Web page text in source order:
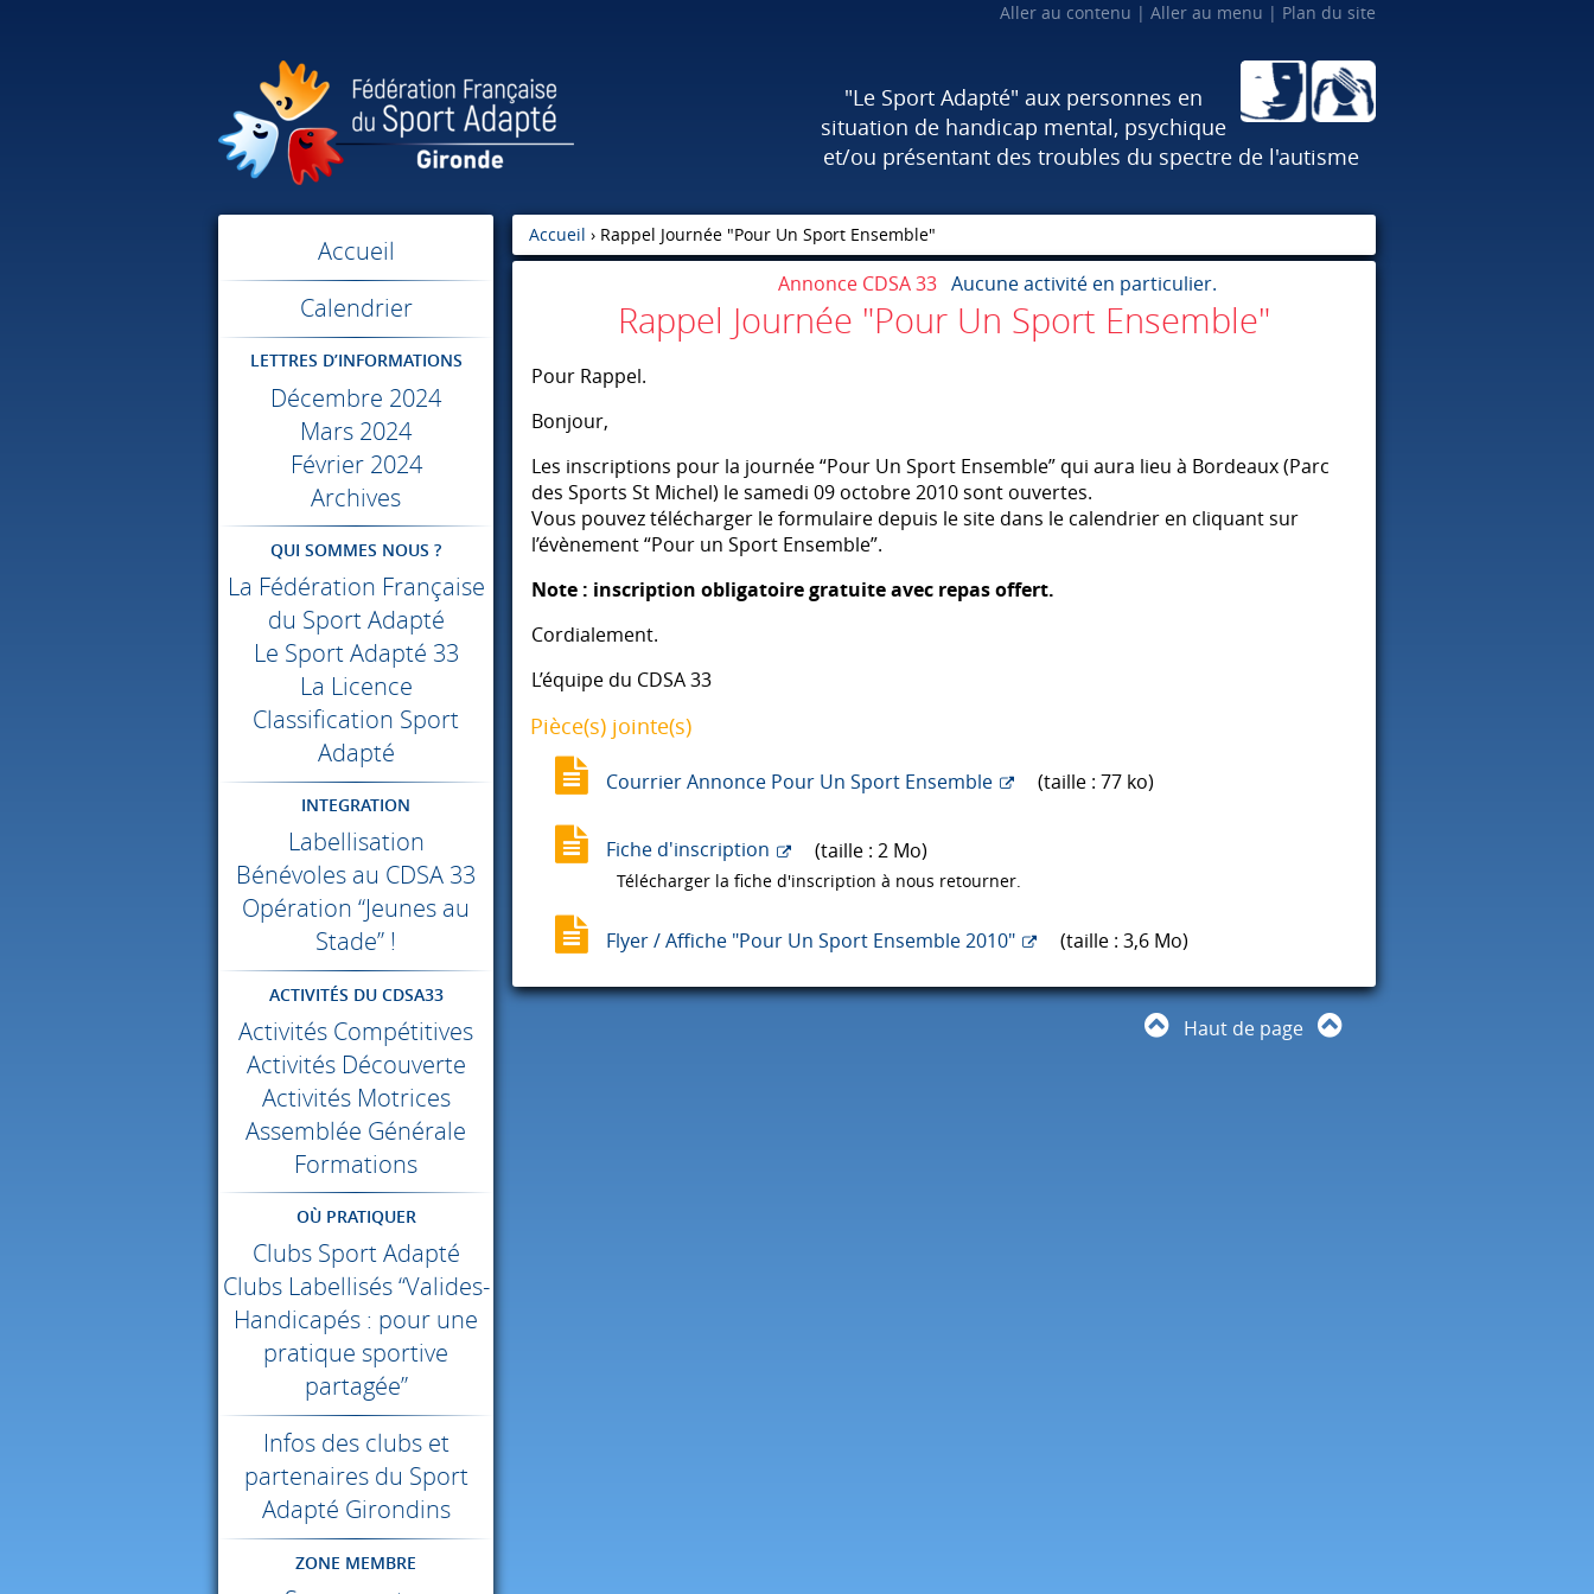
Aller au contenu Aller au menu Plan du site
"Le Sport Adapté" aux personnes en
situation de handicap mental, psychique
et/ou présentant des troubles du spectre de l'autisme
Accueil
Calendrier
LETTRES D’INFORMATIONS
Décembre 2024
Mars 2024
Février 2024
Archives
QUI SOMMES NOUS ?
La Fédération Française
du Sport Adapté
Le Sport Adapté 33
La Licence
Classification Sport
Adapté
INTEGRATION
Labellisation
Bénévoles au CDSA 33
Opération “Jeunes au
Stade” !
ACTIVITÉS DU CDSA33
Activités Compétitives
Activités Découverte
Activités Motrices
Assemblée Générale
Formations
OÙ PRATIQUER
Clubs Sport Adapté
Clubs Labellisés “Valides-
Handicapés : pour une
pratique sportive
partagée”
Infos des clubs et
partenaires du Sport
Adapté Girondins
ZONE MEMBRE
Accueil › Rappel Journée "Pour Un Sport Ensemble"
Annonce CDSA 33 Aucune activité en particulier.
Rappel Journée "Pour Un Sport Ensemble"
Pour Rappel.
Bonjour,
Les inscriptions pour la journée “Pour Un Sport Ensemble” qui aura lieu à Bordeaux (Parc
des Sports St Michel) le samedi 09 octobre 2010 sont ouvertes.
Vous pouvez télécharger le formulaire depuis le site dans le calendrier en cliquant sur
l’évènement “Pour un Sport Ensemble”.
Note : inscription obligatoire gratuite avec repas offert.
Cordialement.
L’équipe du CDSA33
Pièce(s) jointe(s)
Courrier Annonce Pour Un Sport Ensemble (taille : 77 ko)
Fiche d'inscription (taille : 2 Mo)
Télécharger la fiche d'inscription à nous retourner.
Flyer / Affiche "Pour Un Sport Ensemble 2010" (taille : 3,6 Mo)
Haut de page